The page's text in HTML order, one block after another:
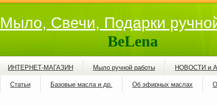
Мыло, Свечи, Подарки
BeLena
ИНТЕРНЕТ-МАГАЗИН Мыло ручной работы НОВОСТИ и
Статьи Базовые масла и др. Об эфирных маслах